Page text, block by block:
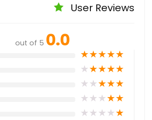
User Reviews
0.0
out of 5
★
★
★
★
★
★
★
★
★
★
★
★
★
★
★
★
★
★
★
★
★
★
★
★
★